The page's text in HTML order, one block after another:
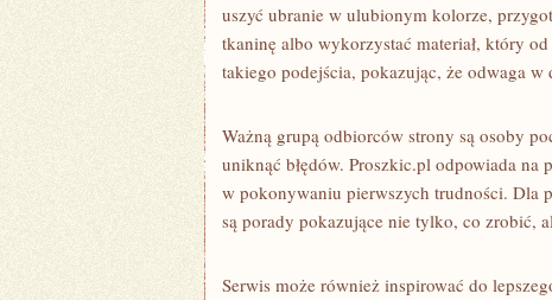
uszyć ubranie w ulubionym kolorze,
tkaninę albo wykorzystać materiał, który
takiego podejścia, pokazując, że odwaga
Ważną grupą odbiorców strony są osoby
uniknąć błędów. Proszkic.pl odpowiada na
w pokonywaniu pierwszych trudności. Dla
są porady pokazujące nie tylko, co zrobić,
Serwis może również inspirować do